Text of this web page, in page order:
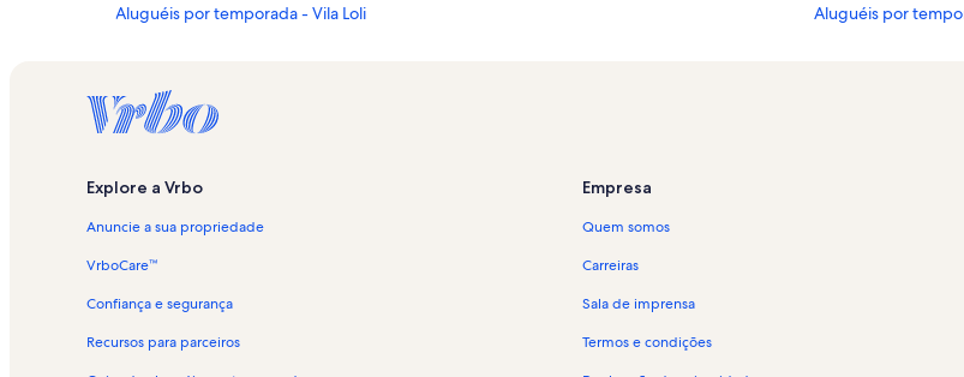
Aluguéis por temporada - Vila Loli
Aluguéis por
Aluguéis por temporada - Capivari
Aluguéis por temporada - Alto do Capivari
Aluguéis por
Aluguéis por temporada - Museu Monteiro Lobato
Aluguéis por
Aluguéis por temporada - Vila Albertina
Aluguéis por
Aluguéis por temporada - Parque Pico do Itapeva
Aluguéis por
Aluguéis por temporada - Jardim Alpestre
Aluguéis por
Explore a Vrbo
Anuncie a sua propriedade
VrboCare™
Confiança e segurança
Recursos para parceiros
Empresa
Quem somos
Carreiras
Sala de imprensa
Termos e condições